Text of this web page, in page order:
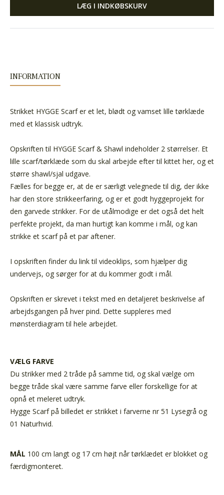
LÆG I INDKØBSKURV
INFORMATION
Strikket HYGGE Scarf er et let, blødt og vamset lille tørklæde
med et klassisk udtryk.
Opskriften til HYGGE Scarf & Shawl indeholder 2 størrelser. Et
lille scarf/tørklæde som du skal arbejde efter til kittet her, og et
større shawl/sjal udgave.
Fælles for begge er, at de er særligt velegnede til dig, der ikke
har den store strikkeerfaring, og er et godt hyggeprojekt for
den garvede strikker. For de utålmodige er det også det helt
perfekte projekt, da man hurtigt kan komme i mål, og kan
strikke et scarf på et par aftener.
I opskriften finder du link til videoklips, som hjælper dig
undervejs, og sørger for at du kommer godt i mål.
Opskriften er skrevet i tekst med en detaljeret beskrivelse af
arbejdsgangen på hver pind. Dette suppleres med
mønsterdiagram til hele arbejdet.
VÆLG FARVE
Du strikker med 2 tråde på samme tid, og skal vælge om
begge tråde skal være samme farve eller forskellige for at
opnå et meleret udtryk.
Hygge Scarf på billedet er strikket i farverne nr 51 Lysegrå og
01 Naturhvid.
MÅL 100 cm langt og 17 cm højt når tørklædet er blokket og
færdigmonteret.